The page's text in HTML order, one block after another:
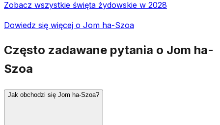
Zobacz wszystkie święta żydowskie w 2028
Dowiedz się więcej o Jom ha-Szoa
Często zadawane pytania o Jom ha-
Szoa
Jak obchodzi się Jom ha-Szoa?